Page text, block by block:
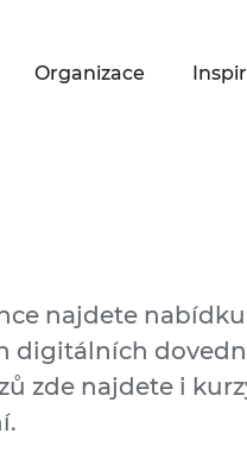
Organizace
najdete
digitálních
zde najdete i